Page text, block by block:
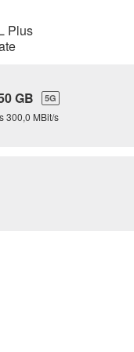
Plus
GB 5G
300,0 MBit/s